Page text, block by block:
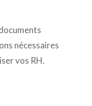
nécessaires
vos RH.